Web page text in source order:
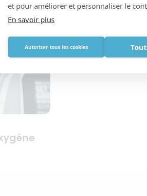
et pour améliorer et personnaliser le
En savoir plus
Autoriser tous les cookies